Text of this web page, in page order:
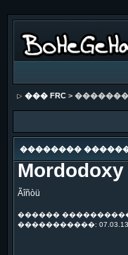
��� FRC>
�������� �������:
Mordodoxy
Ãîñòü
������
�����������: 07.03.13